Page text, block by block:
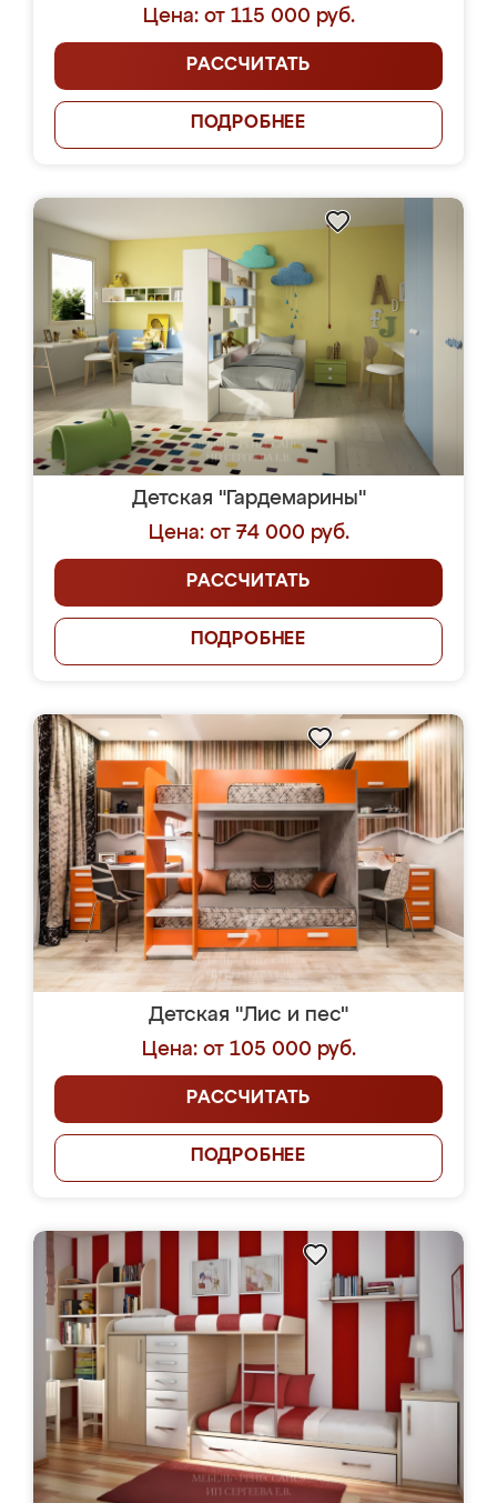
Цена: от 115 000 руб.
РАССЧИТАТЬ
ПОДРОБНЕЕ
Детская "Гардемарины"
Цена: от 74 000 руб.
РАССЧИТАТЬ
ПОДРОБНЕЕ
Детская "Лис и пес"
Цена: от 105 000 руб.
РАССЧИТАТЬ
ПОДРОБНЕЕ